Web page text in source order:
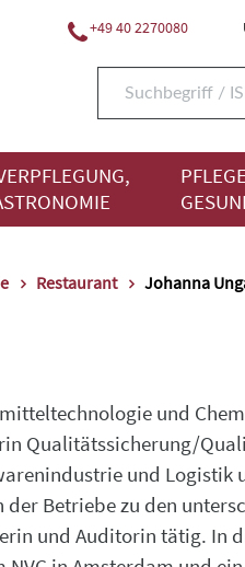
+49 40 2270080
Restaurant Johanna
und
Qualitätssicherung/
und Logistik
der Betriebe zu den
und Auditorin tätig. In